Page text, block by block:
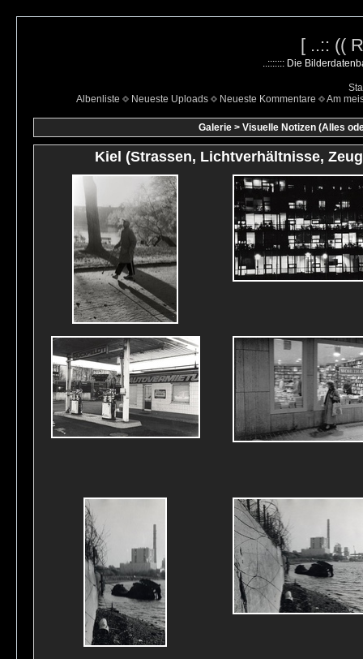
[ ..:: ((
..::::::: Die
Albenliste
Neueste Uploads Neueste Kommentare Am
Galerie> Visuelle Notizen (Alles
Kiel (Strassen, Lichtverhältnisse,